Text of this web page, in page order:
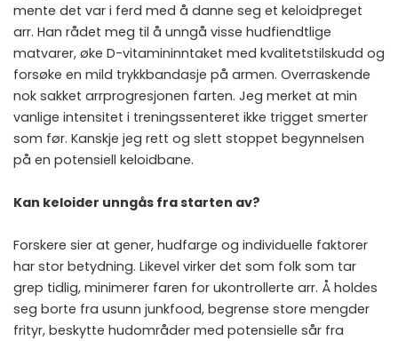
mente det var i ferd med å danne seg et keloidpreget
arr. Han rådet meg til å unngå visse hudfiendtlige
matvarer, øke D-vitamininntaket med kvalitetstilskudd og
forsøke en mild trykkbandasje på armen. Overraskende
nok sakket arrprogresjonen farten. Jeg merket at min
vanlige intensitet i treningssenteret ikke trigget smerter
som før. Kanskje jeg rett og slett stoppet begynnelsen
på en potensiell keloidbane.
Kan keloider unngås fra starten av?
Forskere sier at gener, hudfarge og individuelle faktorer
har stor betydning. Likevel virker det som folk som tar
grep tidlig, minimerer faren for ukontrollerte arr. Å holdes
seg borte fra usunn junkfood, begrense store mengder
frityr, beskytte hudområder med potensielle sår fra